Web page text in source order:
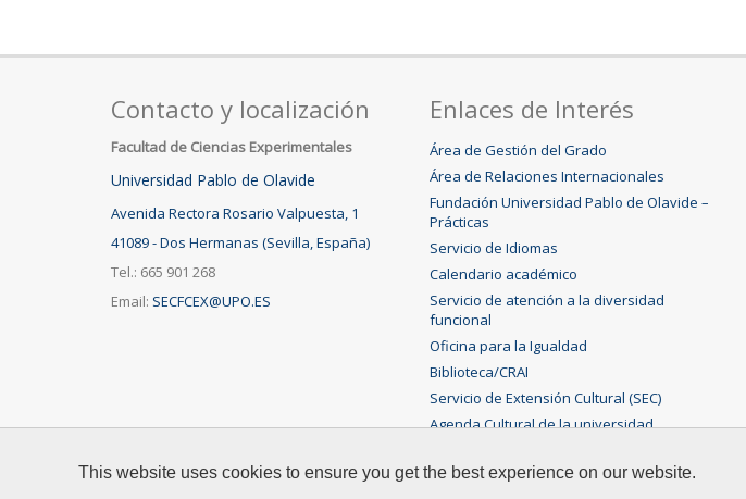
This website uses cookies to ensure you get the best experience on our website.
Contacto y localización
Facultad de Ciencias Experimentales
Universidad Pablo de Olavide
Avenida Rectora Rosario Valpuesta, 1
41089 - Dos Hermanas (Sevilla, España)
Tel.: 665 901 268
Email: SECFCEX@UPO.ES
Enlaces de Interés
Área de Gestión del Grado
Área de Relaciones Internacionales
Fundación Universidad Pablo de Olavide –
Prácticas
Servicio de Idiomas
Calendario académico
Servicio de atención a la diversidad
funcional
Oficina para la Igualdad
Biblioteca/CRAI
Servicio de Extensión Cultural (SEC)
Agenda Cultural de la universidad